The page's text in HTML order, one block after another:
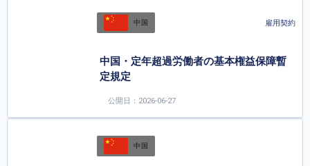
中国 雇用契約
中国・定年超過労働者の基本権益保障暫
定規定
公開日：2026-06-27
中国